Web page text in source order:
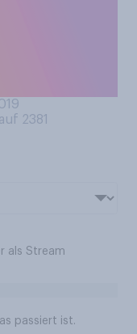
2381
als Stream
passiert ist.